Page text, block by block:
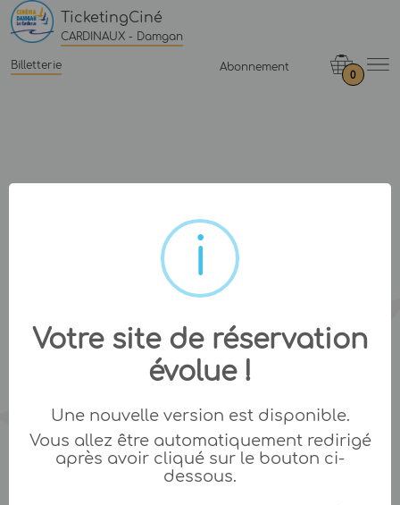
TicketingCiné
CARDINAUX - Damgan
Billetterie Abonnement
0
Votre site de réservation
évolue !
Une nouvelle version est disponible.
Vous allez être automatiquement redirigé
après avoir cliqué sur le bouton ci-
dessous.